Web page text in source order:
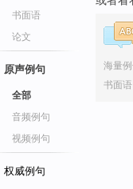
书面语
论文
原声例句
全部
音频例句
视频例句
权威例句
海量
书面语